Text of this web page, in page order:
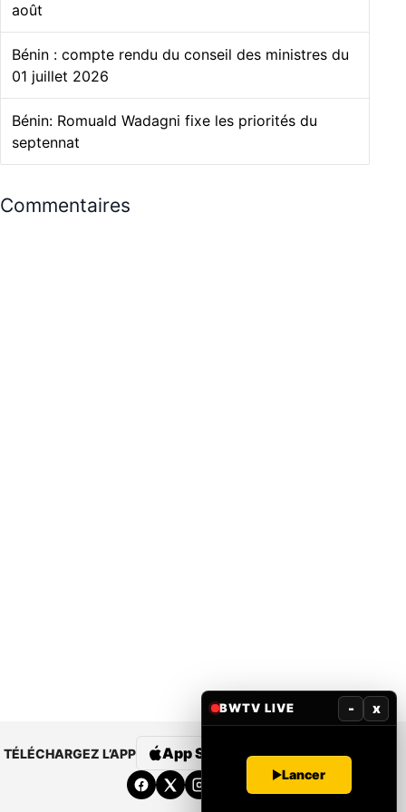
août
Bénin : compte rendu du conseil des ministres du
01 juillet 2026
Bénin: Romuald Wadagni fixe les priorités du
septennat
Commentaires
TÉLÉCHARGEZ L’APP App Store Google Play
BWTV LIVE - x
Lancer